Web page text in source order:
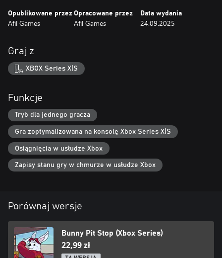
Opublikowane przez
Afil Games
Opracowane przez
Afil Games
Data wydania
24.09.2025
Graj z
XBOX Series X|S
Funkcje
Tryb dla jednego gracza
Gra zoptymalizowana na konsolę Xbox Series X|S
Osiągnięcia w usłudze Xbox
Zapisy stanu gry w chmurze w usłudze Xbox
Porównaj wersje
Bunny Pit Stop (Xbox Series)
22,99 zł